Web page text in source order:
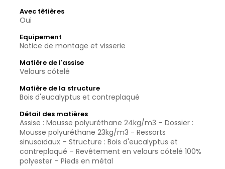
Avec têtières
Oui
Equipement
Notice de montage et visserie
Matière de l'assise
Velours côtelé
Matière de la structure
Bois d'eucalyptus et contreplaqué
Détail des matières
Assise : Mousse polyuréthane 24kg/m3 – Dossier :
Mousse polyuréthane 23kg/m3 - Ressorts
sinusoïdaux – Structure : Bois d'eucalyptus et
contreplaqué – Revêtement en velours côtelé 100%
polyester – Pieds en métal